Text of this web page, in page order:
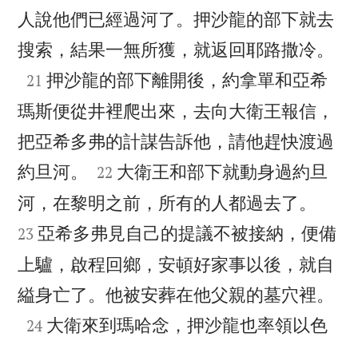
人說他們已經過河了。押沙龍的部下就去
搜索，結果一無所獲，就返回耶路撒冷。

21 押沙龍的部下離開後，約拿單和亞希
瑪斯便從井裡爬出來，去向大衛王報信，
把亞希多弗的計謀告訴他，請他趕快渡過
約旦河。


22 大衛王和部下就動身過約旦
河，在黎明之前，所有的人都過去了。
23 亞希多弗見自己的提議不被接納，便備
上驢，啟程回鄉，安頓好家事以後，就自
縊身亡了。他被安葬在他父親的墓穴裡。

24 大衛來到瑪哈念，押沙龍也率領以色